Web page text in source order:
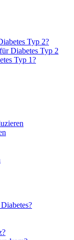
Typ 2?
Diabetes Typ 2
Typ 1?